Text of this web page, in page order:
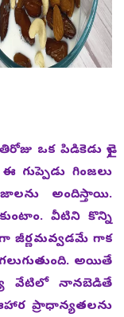
ఒక పిడికెడు డ్రై
గుప్పెడు గింజలు
అందిస్తాయి.
వీటిని కొన్ని
జీర్ణమవ్వడమే గాక
అయితే
వేటిలో నానబెడితే
ప్రాధాన్యతలను